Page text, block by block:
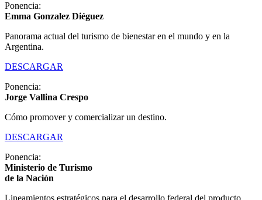
Ponencia:
Emma Gonzalez Diéguez
Panorama actual del turismo de bienestar en el mundo y en la
Argentina.
DESCARGAR
Ponencia:
Jorge Vallina Crespo
Cómo promover y comercializar un destino.
DESCARGAR
Ponencia:
Ministerio de Turismo
de la Nación